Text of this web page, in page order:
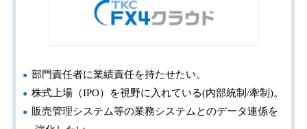
部門責任者に業績責任を持たせたい。
株式上場（IPO）を視野に入れている(内部統制/牽制)。
販売管理システム等の業務システムとのデータ連係を